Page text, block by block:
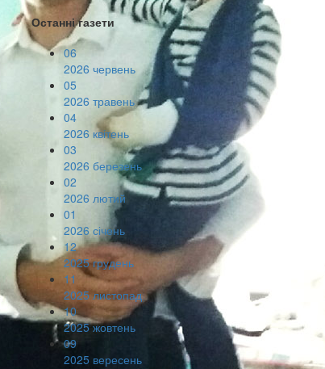
Останні газети
06
2026 червень
05
2026 травень
04
2026 квітень
03
2026 березень
02
2026 лютий
01
2026 січень
12
2025 грудень
11
2025 листопад
10
2025 жовтень
09
2025 вересень